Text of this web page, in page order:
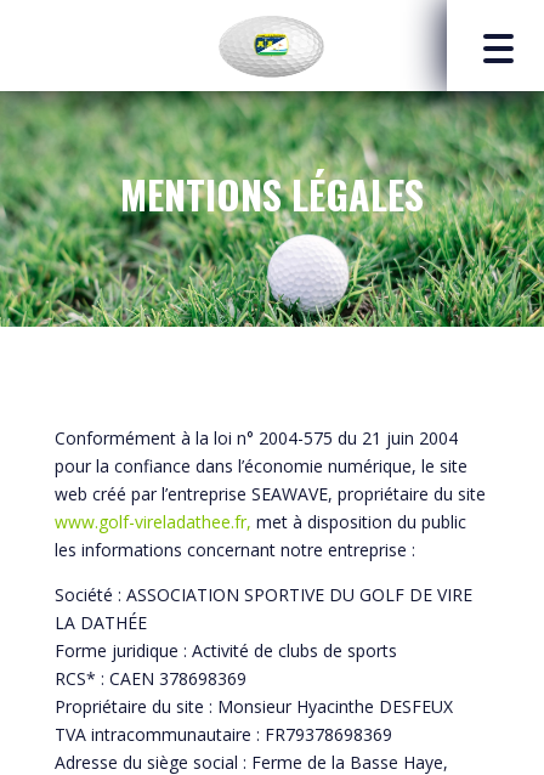
MENTIONS LÉGALES
Conformément à la loi n° 2004-575 du 21 juin 2004
pour la confiance dans l’économie numérique, le site
web créé par l’entreprise SEAWAVE, propriétaire du site
www.golf-vireladathee.fr, met à disposition du public
les informations concernant notre entreprise :
Société : ASSOCIATION SPORTIVE DU GOLF DE VIRE
LA DATHÉE
Forme juridique : Activité de clubs de sports
RCS* : CAEN 378698369
Propriétaire du site : Monsieur Hyacinthe DESFEUX
TVA intracommunautaire : FR79378698369
Adresse du siège social : Ferme de la Basse Haye,